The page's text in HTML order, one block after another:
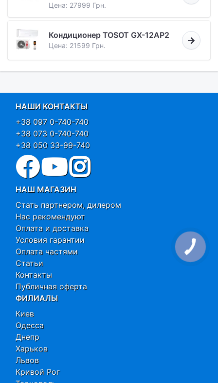
Цена: 27999 Грн.
Кондиционер TOSOT GX-12AP2
Цена: 21599 Грн.
НАШИ КОНТАКТЫ
+38 097 0-740-740
+38 073 0-740-740
+38 050 33-99-740
НАШ МАГАЗИН
Стать партнером, дилером
Нас рекомендуют
Оплата и доставка
Условия гарантии
Оплата частями
Статьи
Контакты
Публичная оферта
ФИЛИАЛЫ
Киев
Одесса
Днепр
Харьков
Львов
Кривой Рог